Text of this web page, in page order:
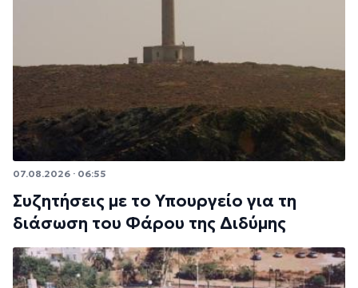
07.08.2026 · 06:55
Συζητήσεις με το Υπουργείο για τη
διάσωση του Φάρου της Διδύμης